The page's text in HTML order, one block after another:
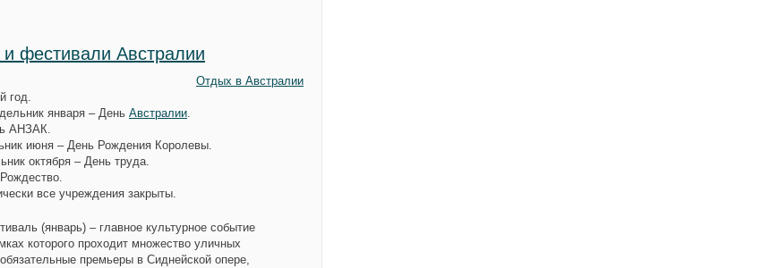
и фестивали Австралии
Отдых в Австралии
год.
января – День Австралии.
АНЗАК.
июня – День Рождения Королевы.
октября – День труда.
все учреждения закрыты.
(январь) – главное культурное событие
которого проходит множество уличных
премьеры в Сиднейской опере,